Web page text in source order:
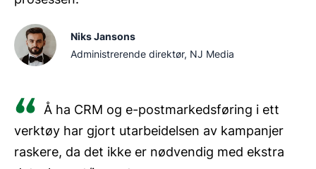
Niks Jansons
Administrerende direktør, NJ Media
Å ha CRM og e-postmarkedsføring i ett
verktøy har gjort utarbeidelsen av kampanjer
raskere, da det ikke er nødvendig med ekstra